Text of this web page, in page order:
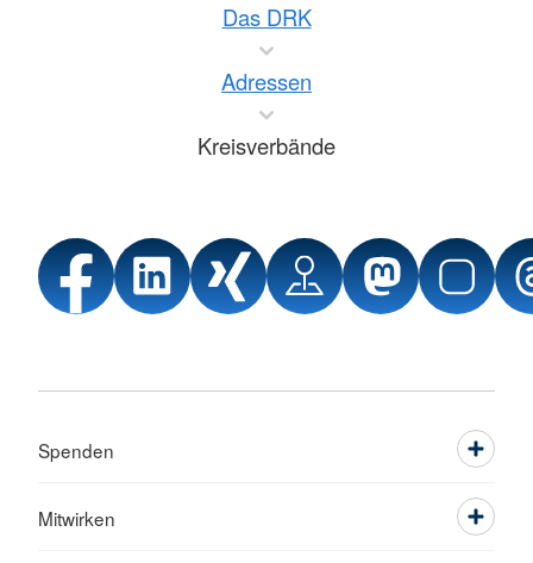
Das DRK
Adressen
Kreisverbände
Spenden
Mitwirken